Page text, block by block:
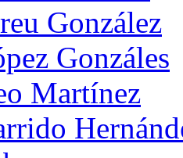
González
Gonzáles
Martínez